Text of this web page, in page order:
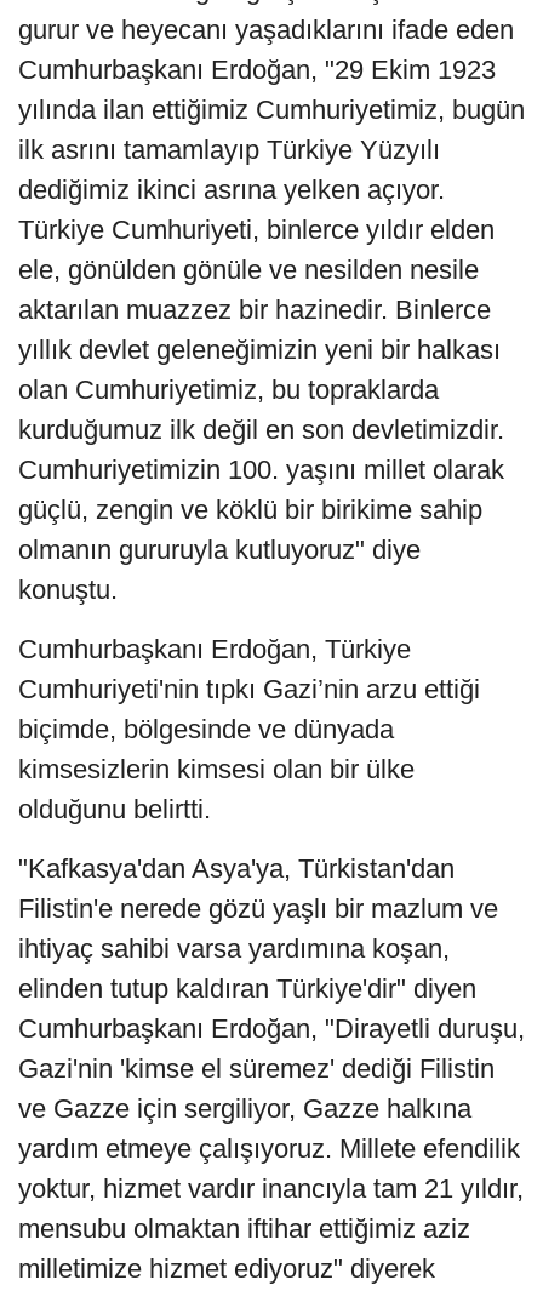
gurur ve heyecanı yaşadıklarını ifade eden
Cumhurbaşkanı Erdoğan, "29 Ekim 1923
yılında ilan ettiğimiz Cumhuriyetimiz, bugün
ilk asrını tamamlayıp Türkiye Yüzyılı
dediğimiz ikinci asrına yelken açıyor.
Türkiye Cumhuriyeti, binlerce yıldır elden
ele, gönülden gönüle ve nesilden nesile
aktarılan muazzez bir hazinedir. Binlerce
yıllık devlet geleneğimizin yeni bir halkası
olan Cumhuriyetimiz, bu topraklarda
kurduğumuz ilk değil en son devletimizdir.
Cumhuriyetimizin 100. yaşını millet olarak
güçlü, zengin ve köklü bir birikime sahip
olmanın gururuyla kutluyoruz" diye
konuştu.
Cumhurbaşkanı Erdoğan, Türkiye
Cumhuriyeti'nin tıpkı Gazi’nin arzu ettiği
biçimde, bölgesinde ve dünyada
kimsesizlerin kimsesi olan bir ülke
olduğunu belirtti.
"Kafkasya'dan Asya'ya, Türkistan'dan
Filistin'e nerede gözü yaşlı bir mazlum ve
ihtiyaç sahibi varsa yardımına koşan,
elinden tutup kaldıran Türkiye'dir" diyen
Cumhurbaşkanı Erdoğan, "Dirayetli duruşu,
Gazi'nin 'kimse el süremez' dediği Filistin
ve Gazze için sergiliyor, Gazze halkına
yardım etmeye çalışıyoruz. Millete efendilik
yoktur, hizmet vardır inancıyla tam 21 yıldır,
mensubu olmaktan iftihar ettiğimiz aziz
milletimize hizmet ediyoruz" diyerek